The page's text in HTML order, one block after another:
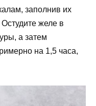
заполнив их
желе в
а затем
на 1,5 часа,